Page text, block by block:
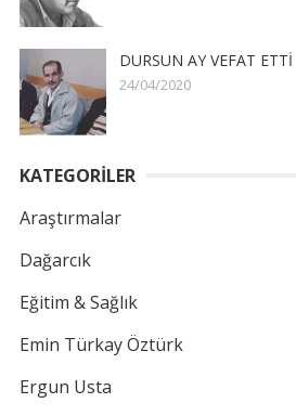
DURSUN AY VEFAT ETTİ
24/04/2020
KATEGORİLER
Araştırmalar
Dağarcık
Eğitim & Sağlık
Emin Türkay Öztürk
Ergun Usta